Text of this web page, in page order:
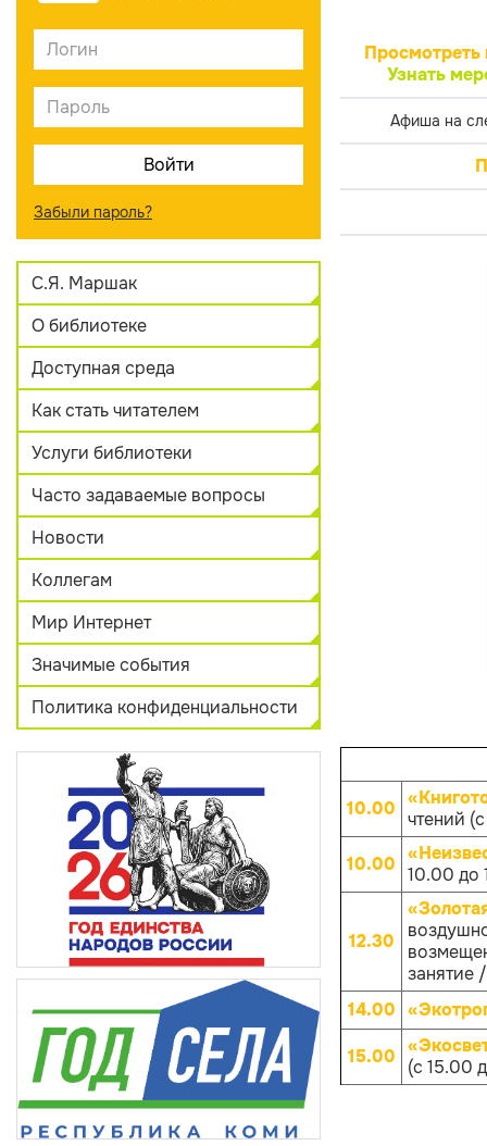
Забыли пароль?
С.Я. Маршак
О библиотеке
Доступная среда
Как стать читателем
Услуги библиотеки
Часто задаваемые вопросы
Новости
Коллегам
Мир Интернет
Значимые события
Политика конфиденциальности
Просмотреть
Узнать
Афиша на
10.00 чтений
10.00 10.00 до
12.30
занятие
14.00
15.00
(с 15.00